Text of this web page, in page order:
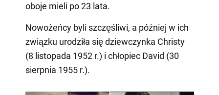
oboje mieli po 23 lata.
Nowożeńcy byli szczęśliwi, a później w ich
związku urodziła się dziewczynka Christy
(8 listopada 1952 r.) i chłopiec David (30
sierpnia 1955 r.).